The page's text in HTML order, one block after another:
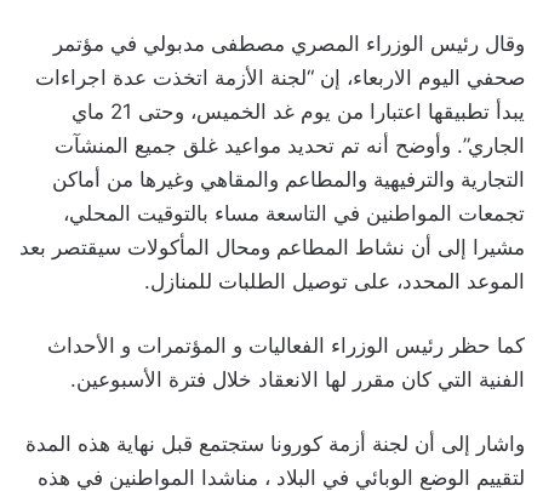
وقال رئيس الوزراء المصري مصطفى مدبولي في مؤتمر
صحفي اليوم الاربعاء، إن “لجنة الأزمة اتخذت عدة اجراءات
يبدأ تطبيقها اعتبارا من يوم غد الخميس، وحتى 21 ماي
الجاري”. وأوضح أنه تم تحديد مواعيد غلق جميع المنشآت
التجارية والترفيهية والمطاعم والمقاهي وغيرها من أماكن
تجمعات المواطنين في التاسعة مساء بالتوقيت المحلي،
مشيرا إلى أن نشاط المطاعم ومحال المأكولات سيقتصر بعد
الموعد المحدد، على توصيل الطلبات للمنازل.
كما حظر رئيس الوزراء الفعاليات و المؤتمرات و الأحداث
الفنية التي كان مقرر لها الانعقاد خلال فترة الأسبوعين.
واشار إلى أن لجنة أزمة كورونا ستجتمع قبل نهاية هذه المدة
لتقييم الوضع الوبائي في البلاد ، مناشدا المواطنين في هذه